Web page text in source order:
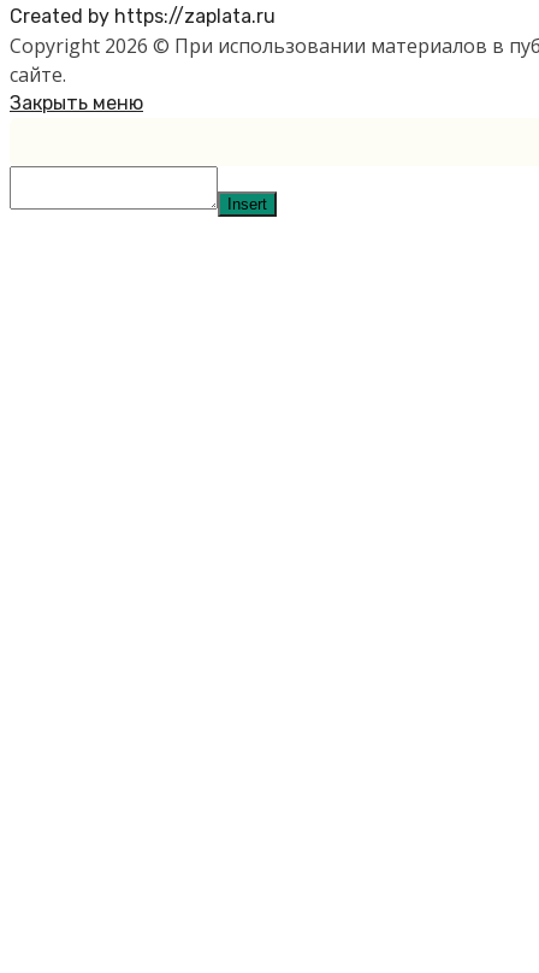
Created by https://zaplata.ru
Copyright 2026 © При использовании материалов в
сайте.
Закрыть меню
Insert